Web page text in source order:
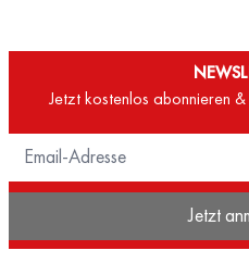
Jetzt kostenlos abonnieren
Jetzt